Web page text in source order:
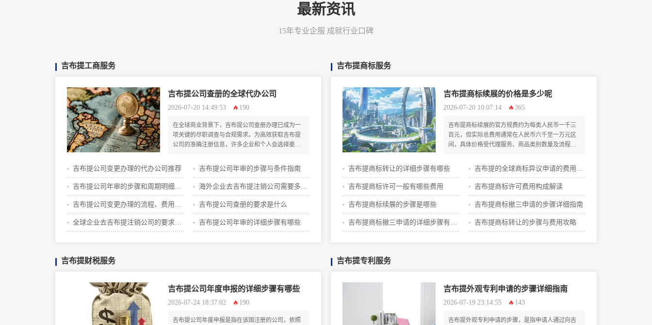
最新资讯
15年专业企服 成就行业口碑
吉布提工商服务
吉布提公司查册的全球代办公司
2026-07-20 14:49:53 190
在全球商业背景下，吉布提公司查册办理已成为一
项关键的尽职调查与合规需求。为高效获取吉布提
公司的准确注册信息，许多企业和个人会选择委托
这类服务机构的角色、核心价值、选择标准以及具
体操作流程，为有相关需求的读者提供一份详尽的
实用指南。
吉布提公司变更办理的代办公司推荐 吉布提公司年审的步骤与条件指南
吉布提公司年审的步骤和周期明细攻
略
海外企业去吉布提注销公司需要多少
钱
吉布提公司变更办理的流程、费用、
条件指南
吉布提公司查册的要求是什么
全球企业去吉布提注销公司的要求有 吉布提公司年审的详细步骤有哪些
吉布提商标服务
吉布提商标续展的价格是多少呢
2026-07-20 10:07:14 365
吉布提商标续展的官方规费约为每类人民币一千三
百元，但实际总费用通常在人民币六千至一万元区
间，具体价格受代理服务、商品类别数量及流程复
合适的专业代理机构进行办理。
吉布提商标转让的详细步骤有哪些 吉布提的全球商标异议申请的费用攻
略
吉布提商标许可一般有哪些费用 吉布提商标许可费用构成解读
吉布提商标续展的步骤是哪些 吉布提商标撤三申请的步骤详细指南
吉布提商标撤三申请的详细步骤有哪 吉布提商标转让的步骤与费用攻略
吉布提财税服务
吉布提公司年度申报的详细步骤有哪些
2026-07-24 18:37:02 190
吉布提公司年度申报是指在该国注册的公司，依照
吉布提专利服务
吉布提外观专利申请的步骤详细指南
2026-07-19 23:14:55 143
吉布提外观专利申请的步骤，是指申请人通过向吉